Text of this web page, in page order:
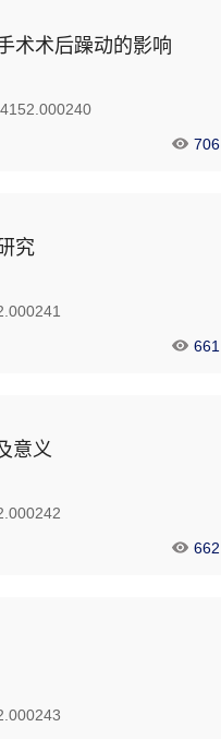
术术后躁动的影响
706
究
661
意义
662